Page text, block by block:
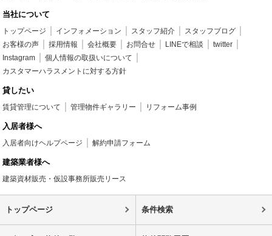
当社について
トップページ インフォメーション スタッフ紹介
スタッフブログ
お客様の声
採用情報 会社概要 お問合せ LINEで相談
twitter
Instagram
個人情報の取扱いについて
カスタマーハラスメントに対する方針
貸したい
賃貸管理について 管理物件ギャラリー リフォーム事例
入居者様へ
入居者向けヘルプページ 解約申請フォーム
建築業者様へ
建築資材販売・仮設事務所販売リース
トップページ 条件検索